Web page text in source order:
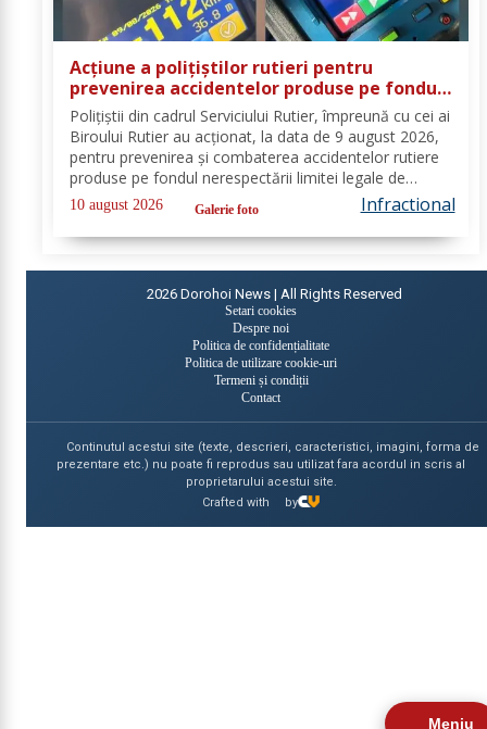
Meniu
Acțiune a polițiștilor rutieri pentru
prevenirea accidentelor produse pe fondul
vitezei excesive. 20 de permise de
conducere reținute
Polițiștii din cadrul Serviciului Rutier, împreună cu cei ai
Biroului Rutier au acționat, la data de 9 august 2026,
pentru prevenirea și combaterea accidentelor rutiere
produse pe fondul nerespectării limitei legale de
viteză. Astfel, activitățile s-au desfășurat pe sectoarele
de drum identificate...
10 august 2026 Galerie foto Infractional
2026 Dorohoi News | All Rights Reserved
Setari cookies
Despre noi
Politica de confidențialitate
Politica de utilizare cookie-uri
Termeni și condiții
Contact
Continutul acestui site (texte, descrieri, caracteristici, imagini, forma de
prezentare etc.) nu poate fi reprodus sau utilizat fara acordul in scris al
proprietarului acestui site.
Crafted with
by